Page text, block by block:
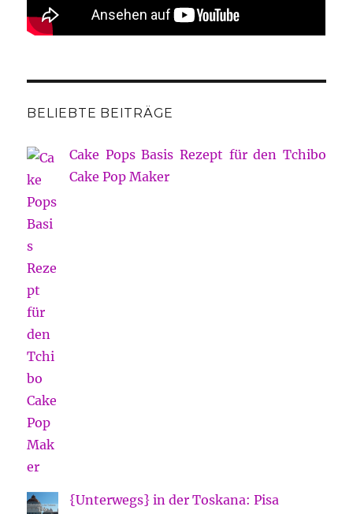
BELIEBTE BEITRÄGE
Cake Pops Basis Rezept für den Tchibo
Cake Pop Maker
{Unterwegs} in der Toskana: Pisa